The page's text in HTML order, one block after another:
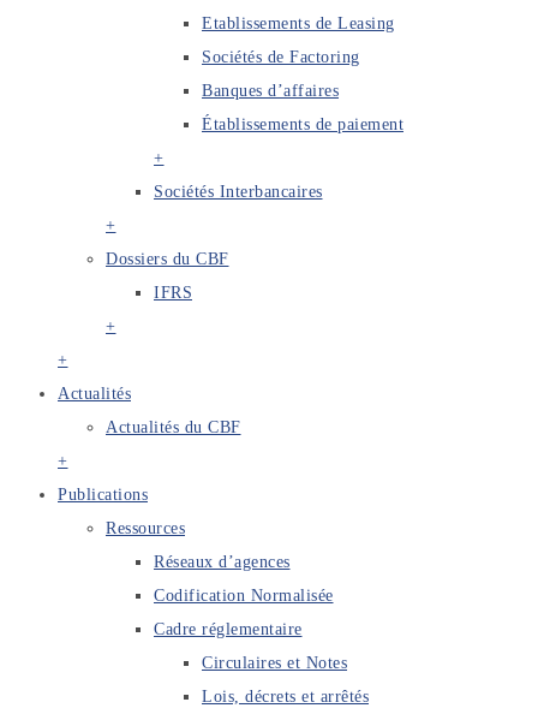
Etablissements de Leasing
Sociétés de Factoring
Banques d’affaires
Établissements de paiement
+
Sociétés Interbancaires
+
Dossiers du CBF
IFRS
+
+
Actualités
Actualités du CBF
+
Publications
Ressources
Réseaux d’agences
Codification Normalisée
Cadre réglementaire
Circulaires et Notes
Lois, décrets et arrêtés